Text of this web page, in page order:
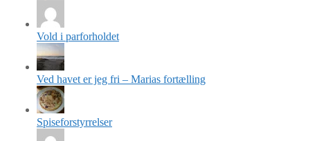
Vold i parforholdet
Ved havet er jeg fri – Marias fortælling
Spiseforstyrrelser